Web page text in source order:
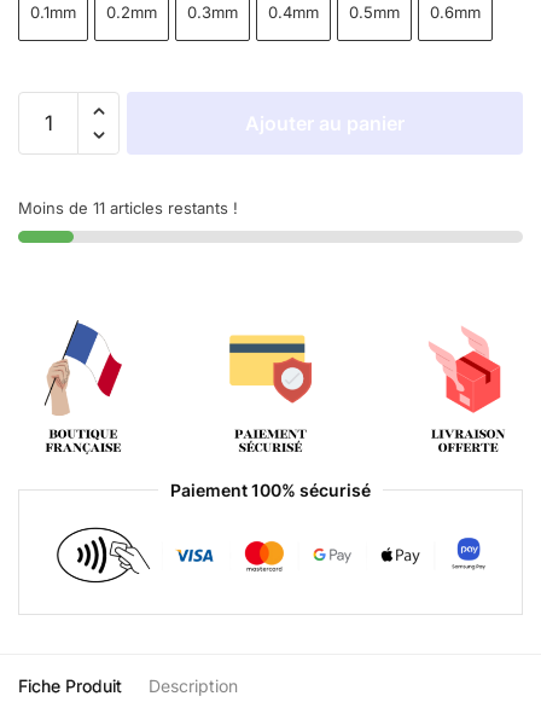
0.1mm 0.2mm 0.3mm 0.4mm 0.5mm 0.6mm
Ajouter au panier
Moins de 11 articles restants !
Paiement 100% sécurisé
Fiche Produit Description